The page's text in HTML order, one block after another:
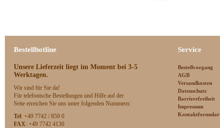
Bestellhotline
Unsere Lieferzeit liegt im Moment bei 3-5
Werktagen.
Wir sind für Sie da!
Für telefonische Bestellungen und Hilfe auf der
Seite erreichen Sie uns unter folgenden Nummern:
Tel: +49 7742 / 859 0
FAX: +49 7742 4130
Service
Bestellvorgang
AGB
Versandkosten
Datenschutz
Barrierefreiheit
Impressum
Kontaktformular